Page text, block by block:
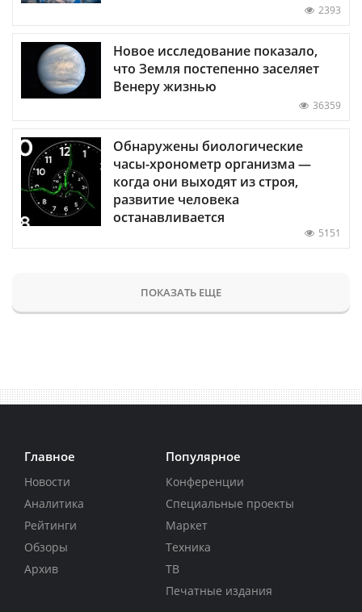
2393
Новое исследование показало,
что Земля постепенно заселяет
Венеру жизнью
36359
Обнаружены биологические
часы-хронометр организма —
когда они выходят из строя,
развитие человека
останавливается
5151
ПОКАЗАТЬ ЕЩЕ
Главное
Новости
Аналитика
Рейтинги
Обзоры
Архив
Популярное
Конференции
Специальные проекты
Маркет
Техника
ТВ
Печатные издания